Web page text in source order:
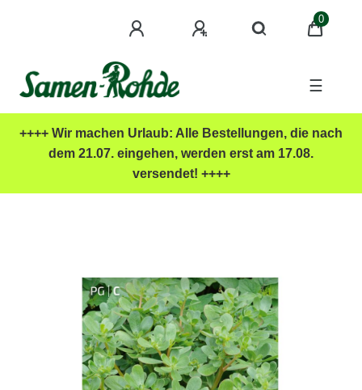
0
☰
++++ Wir machen Urlaub: Alle Bestellungen, die nach
dem 21.07. eingehen, werden erst am 17.08.
versendet! ++++